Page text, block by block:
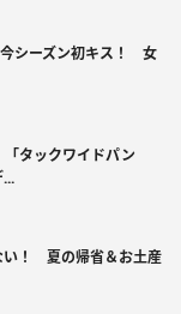
今シーズン初キス！ 女
タックワイドパン
い！ 夏の帰省＆お土産